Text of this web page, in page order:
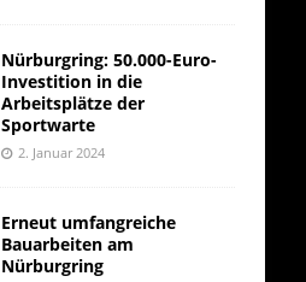
Nürburgring: 50.000-Euro-
Investition in die
Arbeitsplätze der
Sportwarte
2. Januar 2024
Erneut umfangreiche
Bauarbeiten am
Nürburgring